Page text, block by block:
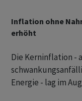
Inflation ohne
erhöht
Die Kerninflation -
Energie - lag im